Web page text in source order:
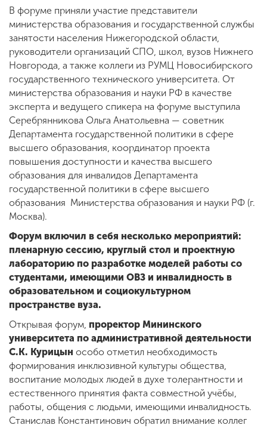
В форуме приняли участие представители
министерства образования и государственной службы
занятости населения Нижегородской области,
руководители организаций СПО, школ, вузов Нижнего
Новгорода, а также коллеги из РУМЦ Новосибирского
государственного технического университета. От
министерства образования и науки РФ в качестве
эксперта и ведущего спикера на форуме выступила
Серебрянникова Ольга Анатольевна — советник
Департамента государственной политики в сфере
высшего образования, координатор проекта
повышения доступности и качества высшего
образования для инвалидов Департамента
государственной политики в сфере высшего
образования Министерства образования и науки РФ (г.
Москва).
Форум включил в себя несколько мероприятий:
пленарную сессию, круглый стол и проектную
лабораторию по разработке моделей работы со
студентами, имеющими ОВЗ и инвалидность в
образовательном и социокультурном
пространстве вуза.
Открывая форум, проректор Мининского
университета по административной деятельности
С.К. Курицын особо отметил необходимость
формирования инклюзивной культуры общества,
воспитание молодых людей в духе толерантности и
естественного принятия факта совместной учёбы,
работы, общения с людьми, имеющими инвалидность.
Станислав Константинович обратил внимание коллег